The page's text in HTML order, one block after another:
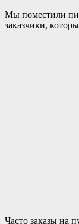
Мы поместили
заказчики,
Часто заказы на